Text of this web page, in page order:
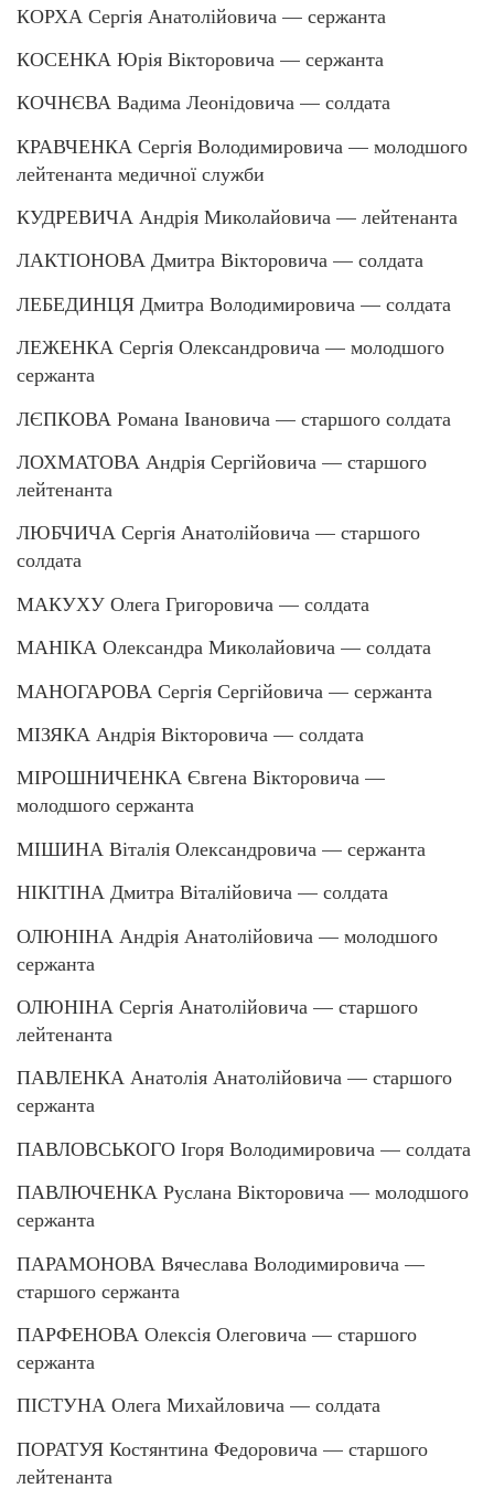
КОРХА Сергія Анатолійовича — сержанта
КОСЕНКА Юрія Вікторовича — сержанта
КОЧНЄВА Вадима Леонідовича — солдата
КРАВЧЕНКА Сергія Володимировича — молодшого
лейтенанта медичної служби
КУДРЕВИЧА Андрія Миколайовича — лейтенанта
ЛАКТІОНОВА Дмитра Вікторовича — солдата
ЛЕБЕДИНЦЯ Дмитра Володимировича — солдата
ЛЕЖЕНКА Сергія Олександровича — молодшого
сержанта
ЛЄПКОВА Романа Івановича — старшого солдата
ЛОХМАТОВА Андрія Сергійовича — старшого
лейтенанта
ЛЮБЧИЧА Сергія Анатолійовича — старшого
солдата
МАКУХУ Олега Григоровича — солдата
МАНІКА Олександра Миколайовича — солдата
МАНОГАРОВА Сергія Сергійовича — сержанта
МІЗЯКА Андрія Вікторовича — солдата
МІРОШНИЧЕНКА Євгена Вікторовича —
молодшого сержанта
МІШИНА Віталія Олександровича — сержанта
НІКІТІНА Дмитра Віталійовича — солдата
ОЛЮНІНА Андрія Анатолійовича — молодшого
сержанта
ОЛЮНІНА Сергія Анатолійовича — старшого
лейтенанта
ПАВЛЕНКА Анатолія Анатолійовича — старшого
сержанта
ПАВЛОВСЬКОГО Ігоря Володимировича — солдата
ПАВЛЮЧЕНКА Руслана Вікторовича — молодшого
сержанта
ПАРАМОНОВА Вячеслава Володимировича —
старшого сержанта
ПАРФЕНОВА Олексія Олеговича — старшого
сержанта
ПІСТУНА Олега Михайловича — солдата
ПОРАТУЯ Костянтина Федоровича — старшого
лейтенанта